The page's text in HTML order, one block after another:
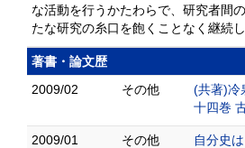
な活動を行うかたわらで、研究者間
たな研究の糸口を飽くことなく継続
著書・論文歴
2009/02
その他
(共著)冷
十四巻
2009/01 その他
自分史